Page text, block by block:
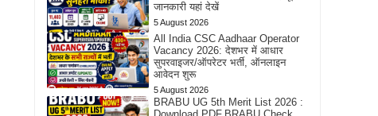
जानकारी यहां देखें
5 August 2026
All India CSC Aadhaar Operator
Vacancy 2026: देशभर में आधार
सुपरवाइजर/ऑपरेटर भर्ती, ऑनलाइन
आवेदन शुरू
5 August 2026
BRABU UG 5th Merit List 2026 :